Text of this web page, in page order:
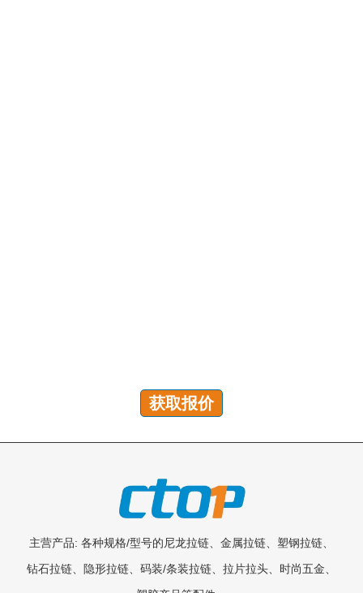
获取报价
主营产品: 各种规格/型号的尼龙拉链、金属拉链、塑钢拉链、
钻石拉链、隐形拉链、码装/条装拉链、拉片拉头、时尚五金、